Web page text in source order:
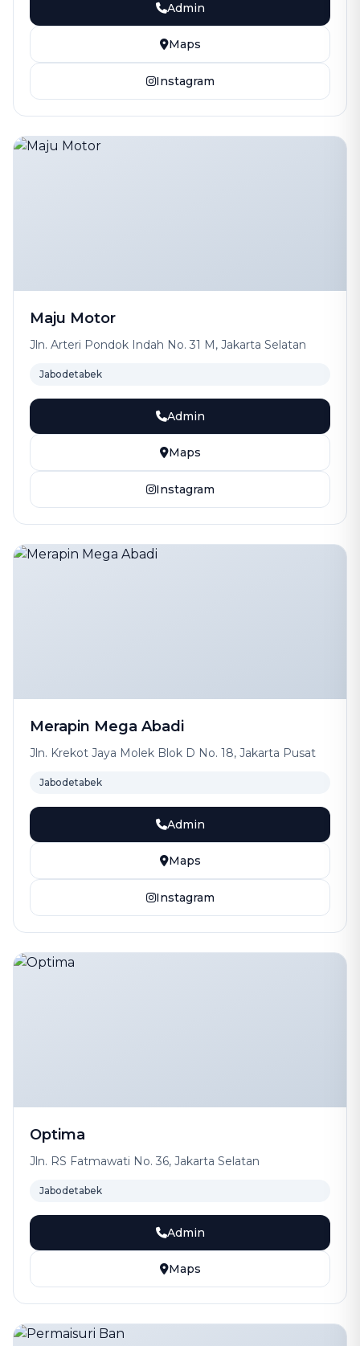
Admin
Maps
Instagram
Maju Motor
Jln. Arteri Pondok Indah No. 31 M, Jakarta Selatan
Jabodetabek
Admin
Maps
Instagram
Merapin Mega Abadi
Jln. Krekot Jaya Molek Blok D No. 18, Jakarta Pusat
Jabodetabek
Admin
Maps
Instagram
Optima
Jln. RS Fatmawati No. 36, Jakarta Selatan
Jabodetabek
Admin
Maps